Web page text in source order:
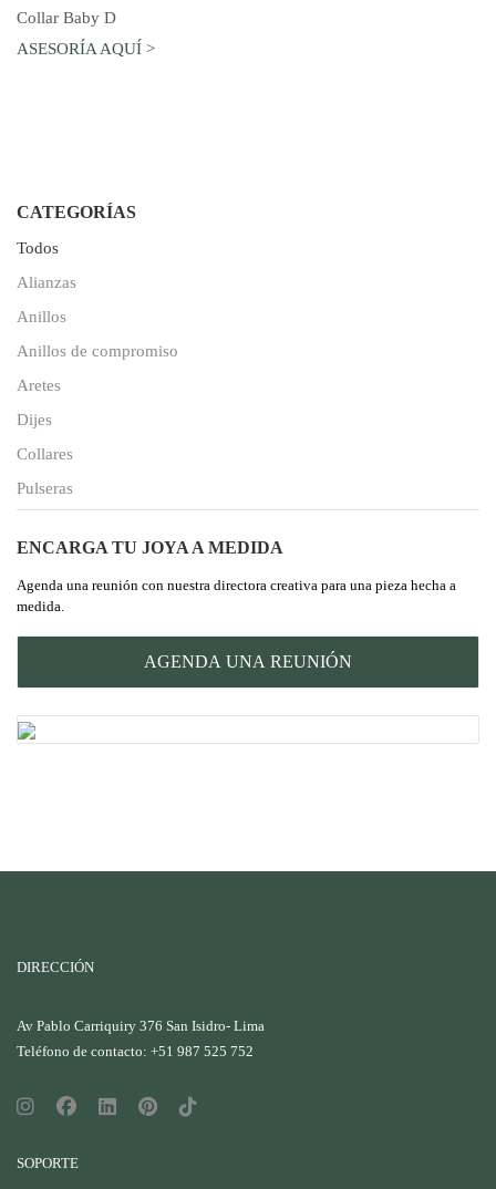
Collar Baby D
ASESORÍA AQUÍ >
CATEGORÍAS
Todos
Alianzas
Anillos
Anillos de compromiso
Aretes
Dijes
Collares
Pulseras
ENCARGA TU JOYA A MEDIDA
Agenda una reunión con nuestra directora creativa para una pieza hecha a
medida.
AGENDA UNA REUNIÓN
DIRECCIÓN
Av Pablo Carriquiry 376 San Isidro- Lima
Teléfono de contacto: +51 987 525 752
SOPORTE